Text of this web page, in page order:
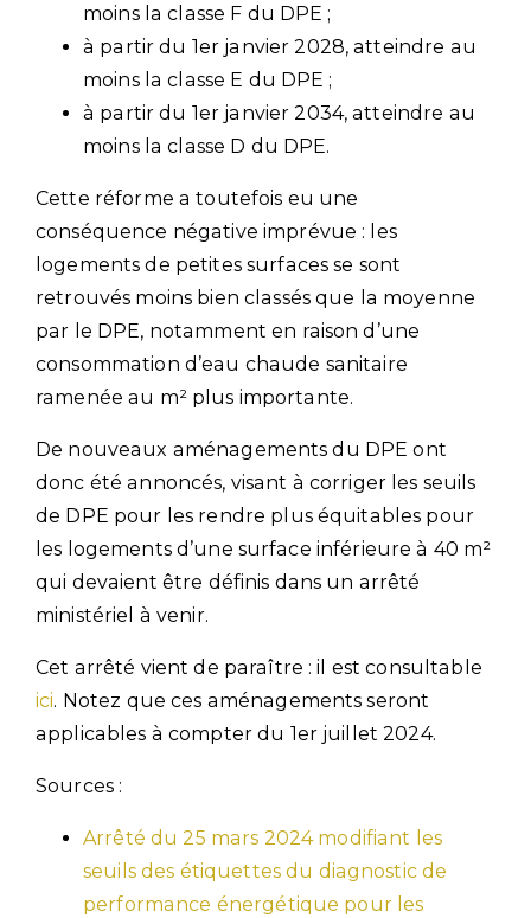
moins la classe F du DPE ;
à partir du 1er janvier 2028, atteindre au
moins la classe E du DPE ;
à partir du 1er janvier 2034, atteindre au
moins la classe D du DPE.
Cette réforme a toutefois eu une
conséquence négative imprévue : les
logements de petites surfaces se sont
retrouvés moins bien classés que la moyenne
par le DPE, notamment en raison d’une
consommation d’eau chaude sanitaire
ramenée au m² plus importante.
De nouveaux aménagements du DPE ont
donc été annoncés, visant à corriger les seuils
de DPE pour les rendre plus équitables pour
les logements d’une surface inférieure à 40 m²
qui devaient être définis dans un arrêté
ministériel à venir.
Cet arrêté vient de paraître : il est consultable
ici. Notez que ces aménagements seront
applicables à compter du 1er juillet 2024.
Sources :
Arrêté du 25 mars 2024 modifiant les
seuils des étiquettes du diagnostic de
performance énergétique pour les